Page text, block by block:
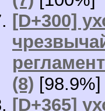
[D+300]
(8) [98.9%]
[D+365]